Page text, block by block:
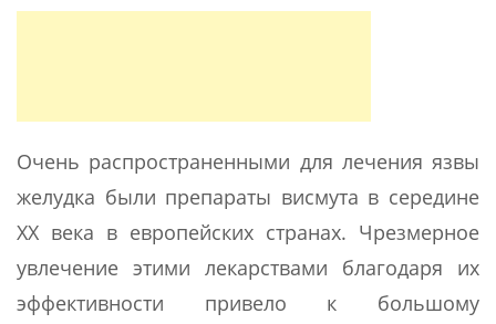
Очень распространенными для лечения язвы
желудка были препараты висмута в середине
ХХ века в европейских странах. Чрезмерное
увлечение этими лекарствами благодаря их
эффективности привело к большому